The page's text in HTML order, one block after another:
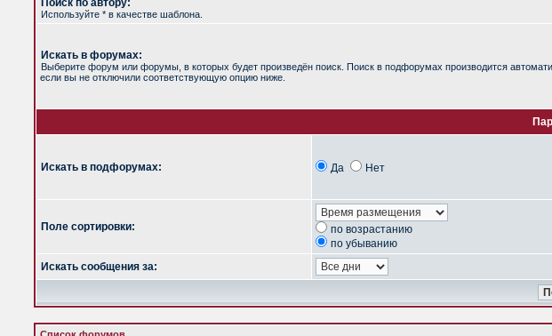
Поиск по автору:
Используйте * в качестве шаблона.
Искать в форумах:
Выберите форум или форумы, в которых будет произведён поиск. Поиск в подфорумах производится
если вы не отключили соответствующую опцию ниже.
Искать в подфорумах: Да Нет
Поле сортировки:
по возрастанию
по убыванию
Искать сообщения за: